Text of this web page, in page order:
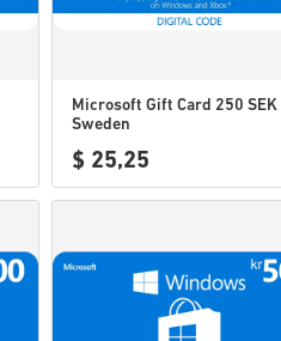
Microsoft Gift Card 250 SEK
Sweden
$ 25,25